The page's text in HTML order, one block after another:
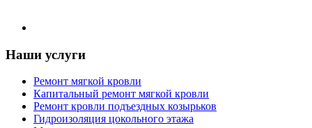
Наши услуги
Ремонт мягкой кровли
Капитальный ремонт мягкой кровли
Ремонт кровли подъездных козырьков
Гидроизоляция цокольного этажа